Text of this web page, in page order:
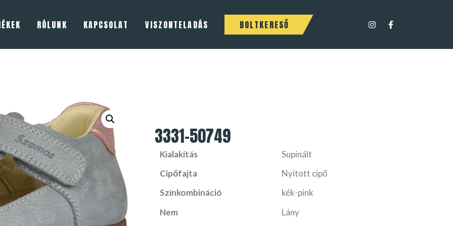
RÓLUNK KAPCSOLAT VISZONTELADÁS BOLTKERESŐ
3331-50749
Kialakítás
Supinált
Cipőfajta
Nyitott cipő
Színkombináció
kék-pink
Nem
Lány